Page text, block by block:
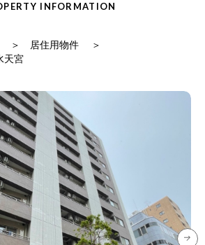
INFORMATION
居住用物件
天宮